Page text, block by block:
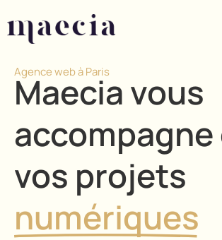
Agence web à Paris
Maecia vous
accompagne
vos projets
numériques